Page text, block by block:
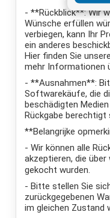
- **Rückblick**: Wir
Wünsche erfüllen
verbiegen, kann Ihr
ein anderes
Hier finden Sie
mehr Informationen
- **Ausnahmen**:
Softwarekäufe, die
beschädigten
Rückgabe berechtigt
**Belangrijke
- Wir können alle
akzeptieren, die über
gekocht wurden.
- Bitte stellen Sie
zurückgegebenen
im gleichen Zustand